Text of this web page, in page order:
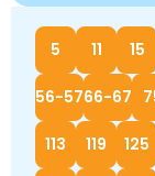
5 11 15
56-5766-67
113 119 125